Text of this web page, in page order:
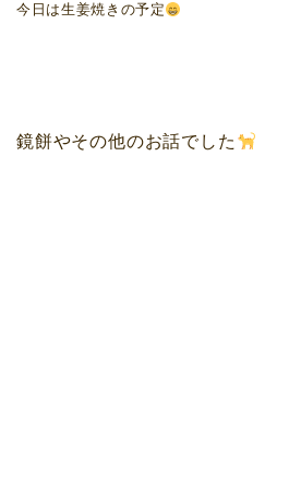
今日は生姜焼きの予定
鏡餅やその他のお話でした